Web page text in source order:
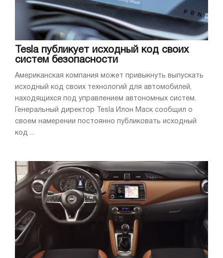
Tesla публикует исходный код своих
систем безопасности
Американская компания может привыкнуть выпускать
исходный код своих технологий для автомобилей,
находящихся под управлением автономных систем.
Генеральный директор Tesla Илон Маск сообщил о
своем намерении постоянно публиковать исходный
код ...